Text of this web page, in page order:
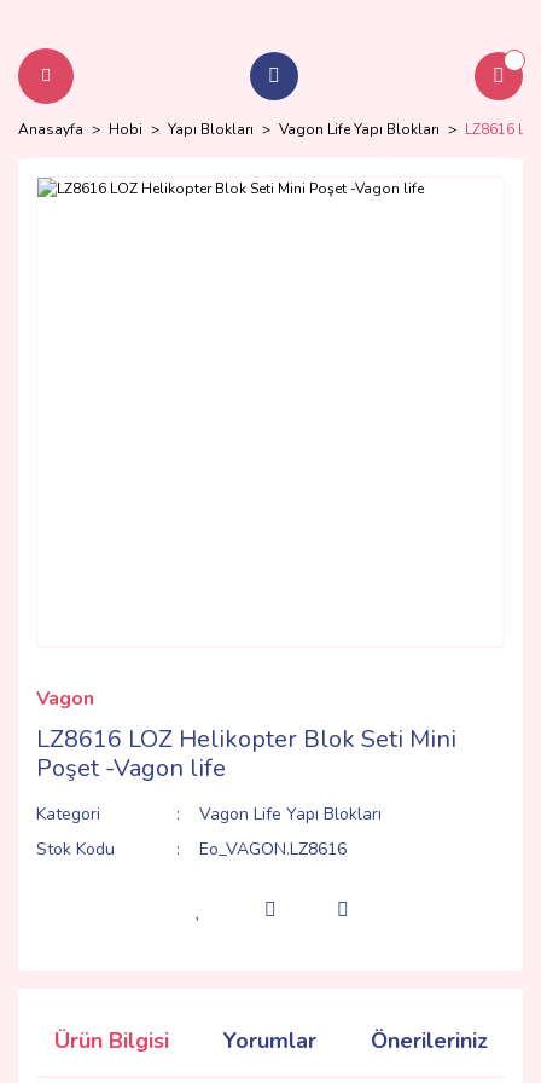
Anasayfa Hobi Yapı Blokları Vagon Life Yapı Blokları LZ8616
Vagon
LZ8616 LOZ Helikopter Blok Seti Mini
Poşet -Vagon life
Kategori
Vagon Life Yapı Blokları
Stok Kodu
Eo_VAGON.LZ8616
Ürün Bilgisi Yorumlar Önerileriniz